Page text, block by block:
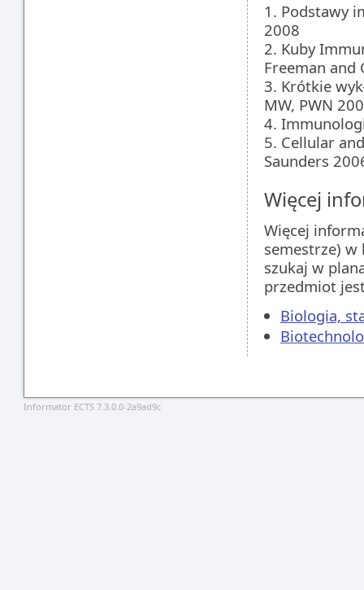
1. Podstawy
2008
2. Kuby
Freeman and
3. Krótkie
MW, PWN
4.
5. Cellular
Saunders
Więcej
Więcej
semestrze)
szukaj w
przedmiot
Biologia,
Informator ECTS 7.3.0.0-2a9ad9c